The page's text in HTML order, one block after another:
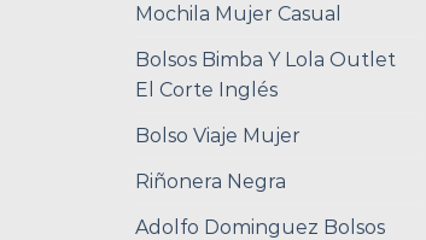
Mochila Mujer Casual
Bolsos Bimba Y Lola Outlet
El Corte Inglés
Bolso Viaje Mujer
Riñonera Negra
Adolfo Dominguez Bolsos